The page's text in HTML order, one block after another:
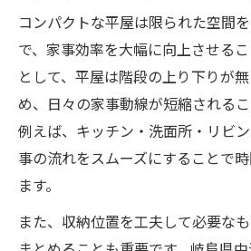
コンパクトな平屋は限られた空間
で、家事効率を大幅に向上させる
として、平屋は階段の上り下りが
め、日々の家事動線が短縮されるこ
例えば、キッチン・洗面所・リビ
事の流れをスムーズにすることで
ます。
また、収納位置を工夫して必要な